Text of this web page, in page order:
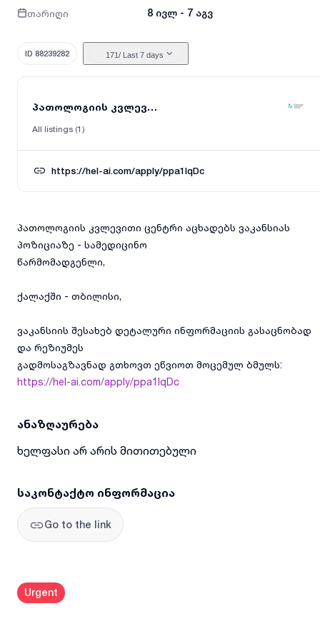
თარიღი 8 ივლ - 7 აგვ
ID 88239282 171/ Last 7 days
პათოლოგიის კვლევითი ცენტრი
All listings (1)
https://hel-ai.com/apply/ppa1IqDc
პათოლოგიის კვლევითი ცენტრი აცხადებს ვაკანსიას
პოზიციაზე - სამედიცინო
წარმომადგენლი,
ქალაქში - თბილისი,
ვაკანსიის შესახებ დეტალური ინფორმაციის გასაცნობად
და რეზიუმეს
გადმოსაგზავნად გთხოვთ ეწვიოთ მოცემულ ბმულს:
https://hel-ai.com/apply/ppa1IqDc
ანაზღაურება
ხელფასი არ არის მითითებული
საკონტაქტო ინფორმაცია
Go to the link
Urgent